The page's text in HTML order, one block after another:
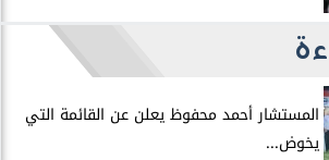
المستشار أحمد محفوظ يعلن عن القائمة التي
يخوض...